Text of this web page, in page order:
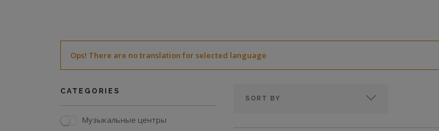
Ops! There are no translation for selected language
CATEGORIES
Музыкальные центры